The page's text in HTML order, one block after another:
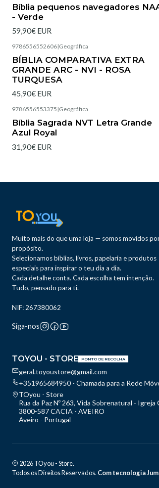
Bíblia pequenos navegadores
- Verde
59,90€ EUR
9786556552606|Geográfica
BÍBLIA COMPARATIVA EXTRA
GRANDE ARC - NVI - ROSA
TURQUESA
45,90€ EUR
9786556553375 |Geográfica
Bíblia Sagrada NVT Letra Grande
Azul Royal
31,90€ EUR
Muito mais do que uma loja — somos movidos
propósito.
Selecionamos bíblias, livros, papelaria e produtos
especiais para inspirar o teu dia a dia.
Cada detalhe conta. Cada escolha tem intenção.
Tudo, pensado para ti.
NIF: 267380062
Siga-nos
TOYOU - STORE PONTO DE RECOLHA
geral.toyoustore@gmail.com
+351965684950 - Chamada para a Rede
TOyou - Store
Rua da Paz Nº 263, Vida Sobrenatural - Igreja
3800-587 CACIA - AVEIRO
Aveiro - Portugal
2026 TOyou - Store.
Todos os Direitos Reservados. Com tecnologia